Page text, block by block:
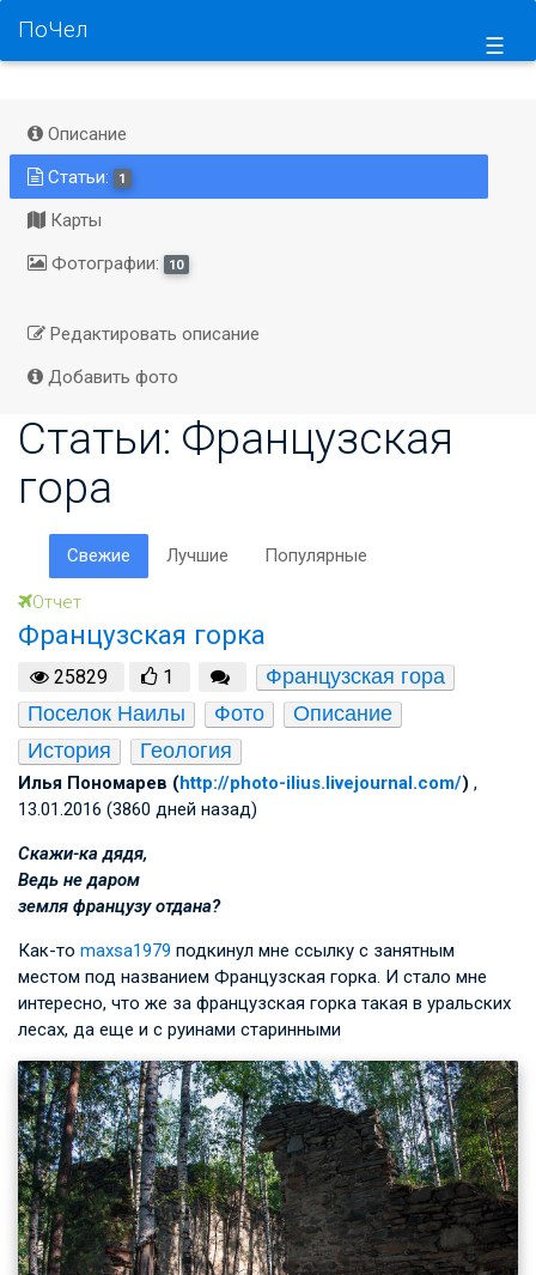
☰
ПоЧел
Описание
Статьи:
1
Карты
Фотографии:
10
Редактировать описание
Добавить фото
Статьи: Французская
гора
Свежие Лучшие Популярные
Отчет
Французская горка
25829 1
Французская гора
Поселок Наилы
Фото
Описание
История
Геология
Илья Пономарев (http://photo-ilius.livejournal.com/) ,
13.01.2016 (3860 дней назад)
Скажи-ка дядя,
Ведь не даром
земля французу отдана?
Как-то maxsa1979 подкинул мне ссылку с занятным
местом под названием Французская горка. И стало мне
интересно, что же за французская горка такая в уральских
лесах, да еще и с руинами старинными